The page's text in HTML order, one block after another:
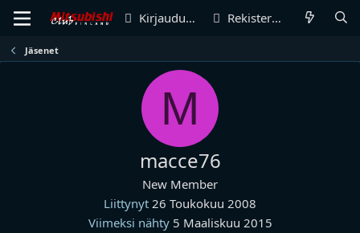
Kirjaudu sisään Rekisteröidy
Jäsenet
M
macce76
New Member
Liittynyt 26 Toukokuu 2008
Viimeksi nähty 5 Maaliskuu 2015